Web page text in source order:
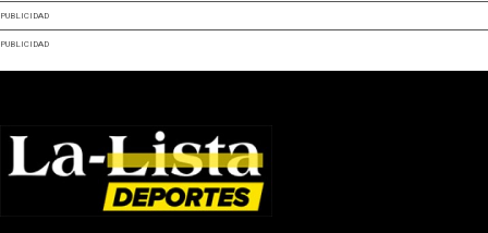
PUBLICIDAD
PUBLICIDAD